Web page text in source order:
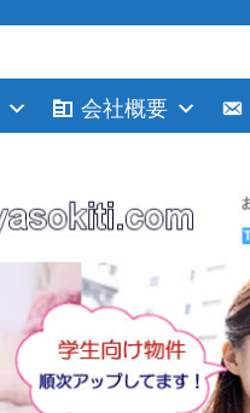
会社概要